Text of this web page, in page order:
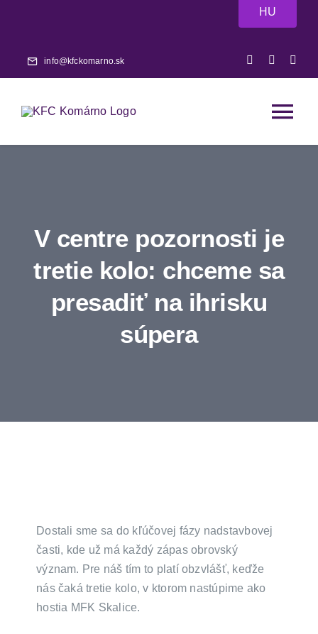
HU
info@kfckomarno.sk
A-tím
V centre pozornosti je
tretie kolo: chceme sa
presadiť na ihrisku
súpera
Dostali sme sa do kľúčovej fázy nadstavbovej
časti, kde už má každý zápas obrovský
význam. Pre náš tím to platí obzvlášť, keďže
nás čaká tretie kolo, v ktorom nastúpime ako
hostia MFK Skalice.